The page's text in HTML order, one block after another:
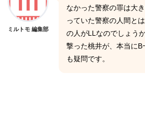
ミルトモ 編集部
なかった警察の罪は大
っていた警察の人間と
の人がLLなのでしょう
撃った桃井が、本当に
も疑問です。